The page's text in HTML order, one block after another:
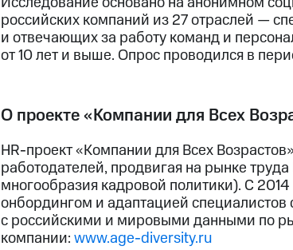
российских компаний из 27 отраслей —
и отвечающих за работу команд и
от 10 лет и выше. Опрос проводился в
О проекте «Компании для Всех
HR-проект «Компании для Всех
работодателей, продвигая на рынке
многообразия кадровой политики). С
онбордингом и адаптацией специалистов
с российскими и мировыми данными по
компании:www.age-diversity.ru